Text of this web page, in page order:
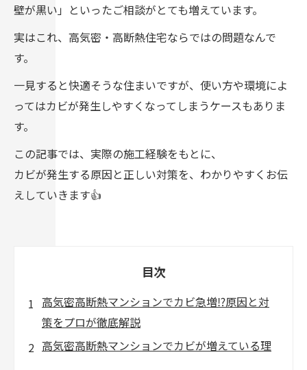
壁が黒い」といったご相談がとても増えています。
実はこれ、高気密・高断熱住宅ならではの問題なんで
す。
一見すると快適そうな住まいですが、使い方や環境によ
ってはカビが発生しやすくなってしまうケースもありま
す。
この記事では、実際の施工経験をもとに、
カビが発生する原因と正しい対策を、わかりやすくお伝
えしていきます👍
目次
高気密高断熱マンションでカビ急増⁉原因と対
策をプロが徹底解説
高気密高断熱マンションでカビが増えている理